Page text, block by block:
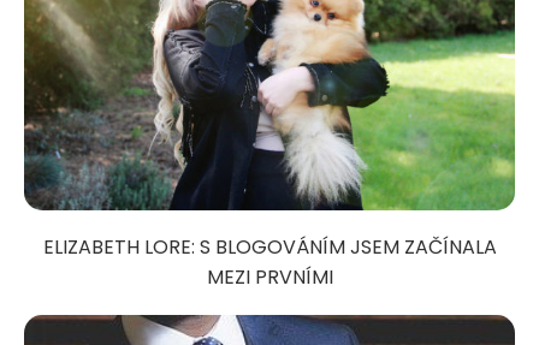
ELIZABETH LORE: S BLOGOVÁNÍM JSEM ZAČÍNALA
MEZI PRVNÍMI